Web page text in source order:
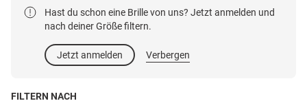
Hast du schon eine Brille von uns? Jetzt anmelden und
nach deiner Größe filtern.
Jetzt anmelden Verbergen
FILTERN NACH